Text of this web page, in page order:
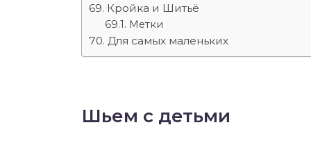
Кройка и Шитьё
Метки
Для самых маленьких
Шьем с детьми